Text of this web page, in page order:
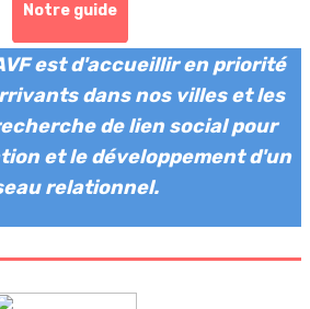
Notre guide
est d'accueillir en priorité
dans nos villes et les
de lien social pour
et le développement d'un
relationnel.